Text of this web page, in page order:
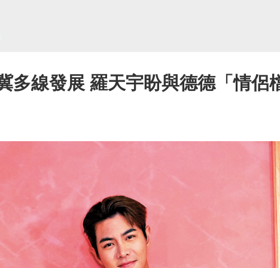
多線發展 羅天宇盼與德德「情侶